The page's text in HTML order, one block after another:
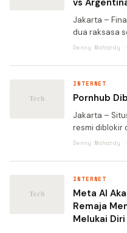
vs
Jakarta –
dua raksasa
dalam laga
pada 19 Juli 2
Denny
INTERNET
Pornhub
Jakarta –
resmi diblokir
Pemblokiran
semakin ke
Denny
INTERNET
Meta AI
Remaja
Melukai Diri